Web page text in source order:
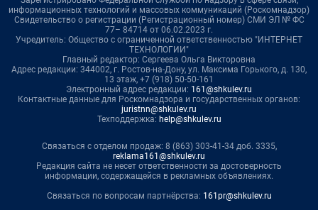
информационных технологий и массовых коммуникаций (Роскомнадзор)
Свидетельство о регистрации (Регистрационный номер) СМИ ЭЛ № ФС
77– 84714 от 06.02.2023 г.
Учредитель: Общество с ограниченной ответственностью "ИНТЕРНЕТ
ТЕХНОЛОГИИ"
Главный редактор: Сергеева Ольга Викторовна
Адрес редакции: 344002, г. Ростов-на-Дону, ул. Максима Горького, д. 130,
13 этаж, +7 (918) 50-50-161
Электронный адрес редакции: 161@shkulev.ru
Контактные данные для Роскомнадзора и государственных органов:
juristnn@shkulev.ru
Техподдержка: help@shkulev.ru
Связаться с отделом продаж: 8 (863) 303-41-34 доб. 3335,
reklama161@shkulev.ru
Редакция сайта не несет ответственности за достоверность
информации, содержащейся в рекламных объявлениях.
Связаться по вопросам партнёрства: 161pr@shkulev.ru